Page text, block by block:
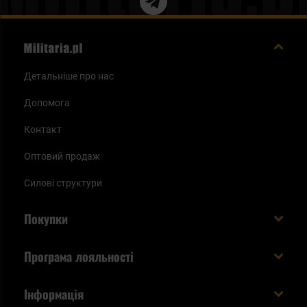
Детальніше про нас
Допомога
Контакт
Оптовий продаж
Силові структури
Покупки
Способи оплати
Програма лояльності
Інформація